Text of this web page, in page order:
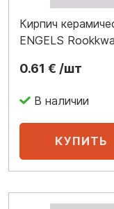
Кирпич
ENGELS
0.61 € /шт